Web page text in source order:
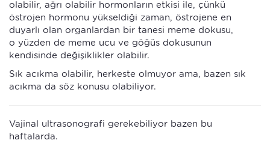
olabilir, ağrı olabilir hormonların etkisi ile, çünkü
östrojen hormonu yükseldiği zaman, östrojene en
duyarlı olan organlardan bir tanesi meme dokusu,
o yüzden de meme ucu ve göğüs dokusunun
kendisinde değişiklikler olabilir.
Sık acıkma olabilir, herkeste olmuyor ama, bazen sık
acıkma da söz konusu olabiliyor.
Vajinal ultrasonografi gerekebiliyor bazen bu
haftalarda.